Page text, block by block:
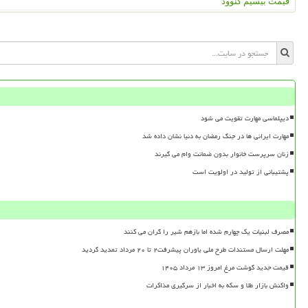
دیپلماسی مهارت تقویت می شود
مهارت ایرانی ها در جنگ رمضان به دنیا نشان داده شد
زنان سرپرست خانوار بدون ضمانت وام می گیرند
پشتیبانی از تولید در اولویت است
مصرف لبنیات یک چهارم شده اما بازهم شیر را گران می کنند
مهلت ارسال مستندات طرح ملی یاوران پیشرفت۲ تا ۲۰ مرداد تمدید گردید
قیمت جدید گوشت مرغ امروز ۱۳ مرداد ۱۴۰۵
واکنش بازار طلا و سکه به اخبار از سرگیری مذاکرات